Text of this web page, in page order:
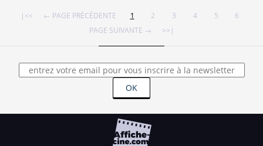
|<< ← PAGE PRÉCÉDENTE 1 2 3 4 5
6
PAGE SUIVANTE →
>>|
OK